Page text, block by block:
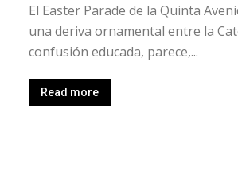
El Easter Parade de la Quinta
una deriva ornamental entre la
confusión educada, parece,...
Read more